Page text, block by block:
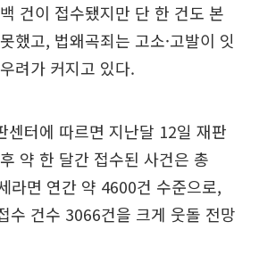
건이 접수됐지만 단 한 건도 본
했고, 법왜곡죄는 고소·고발이 잇
려가 커지고 있다.
센터에 따르면 지난달 12일 재판
약 한 달간 접수된 사건은 총
라면 연간 약 4600건 수준으로,
수 건수 3066건을 크게 웃돌 전망